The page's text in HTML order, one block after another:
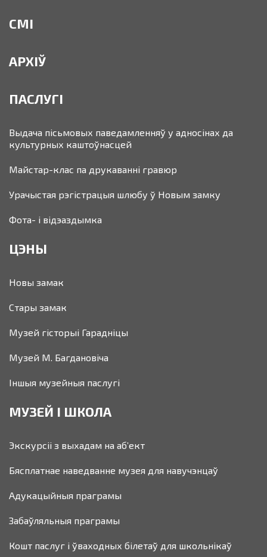
СМІ
АРХІЎ
ПАСЛУГІ
Выдача пісьмовых паведамленняў у адносінах да
культурных каштоўнасцей
Майстар-клас па друкаванні гравюр
Урачыстая рэгістрацыя шлюбу ў Новым замку
Фота- і відэаздымка
ЦЭНЫ
Новы замак
Стары замак
Музей гісторыі Гарадніцы
Музей М. Багдановіча
Іншыя музейныя паслугі
МУЗЕЙ І ШКОЛА
Экскурсіі з выхадам на аб’ект
Бясплатнае наведванне музея для навучэнцаў
Адукацыйныя праграмы
Забаўляльныя праграмы
Кошт паслуг і ўваходных білетаў для школьнікаў